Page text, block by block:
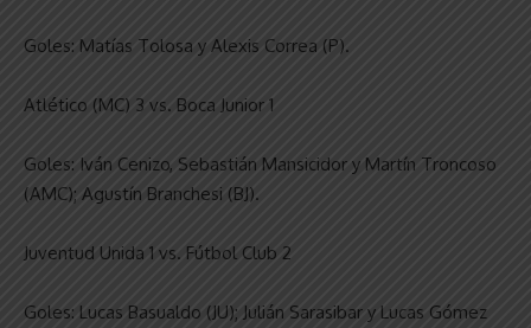
Goles: Matías Tolosa y Alexis Correa (P).
Atlético (MC) 3 vs. Boca Junior 1
Goles: Iván Cenizo, Sebastián Mansicidor y Martín Troncoso
(AMC); Agustín Branchesi (BJ).
Juventud Unida 1 vs. Fútbol Club 2
Goles: Lucas Basualdo (JU); Julián Sarasibar y Lucas Gómez